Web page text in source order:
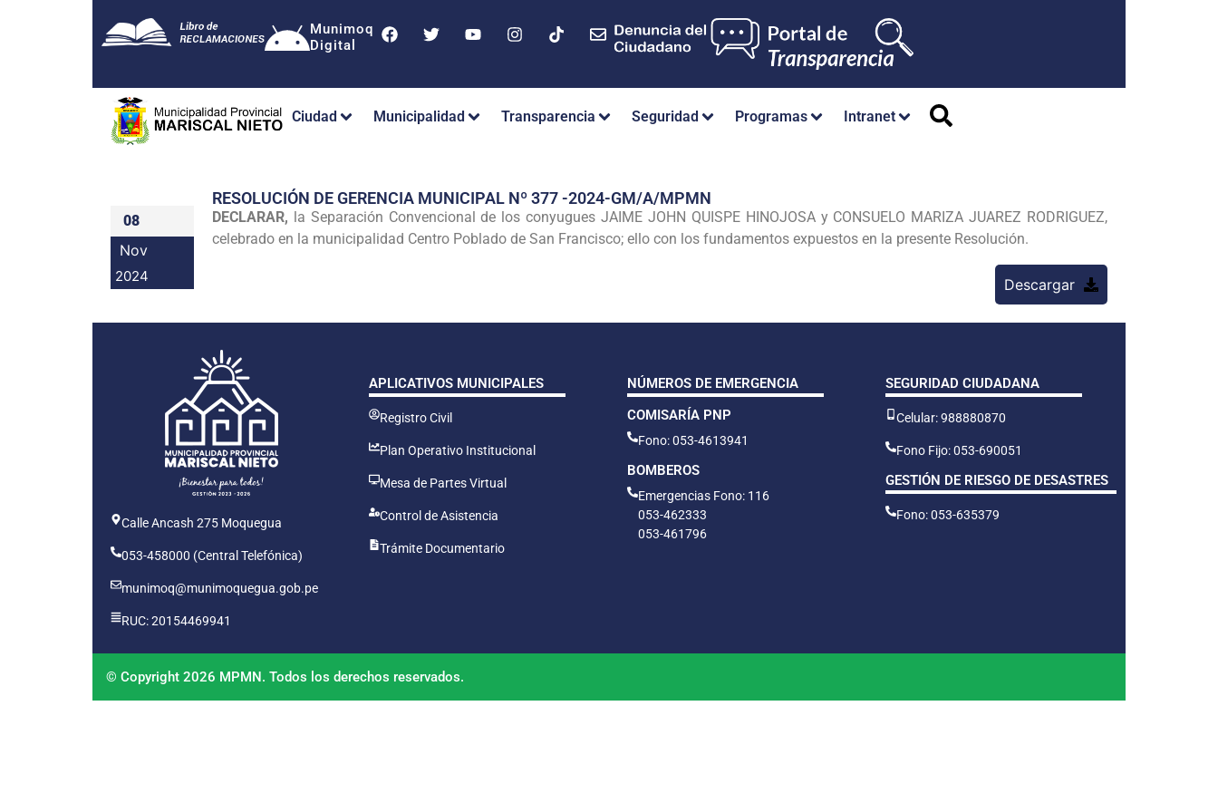
Munimoq
Digital
Ciudad Municipalidad Transparencia Seguridad Programas Intranet
08
Nov
2024
RESOLUCIÓN DE GERENCIA MUNICIPAL Nº 377 -2024-GM/A/MPMN
DECLARAR, la Separación Convencional de los conyugues JAIME JOHN QUISPE HINOJOSA y CONSUELO MARIZA JUAREZ RODRIGUEZ,
celebrado en la municipalidad Centro Poblado de San Francisco; ello con los fundamentos expuestos en la presente Resolución.
Descargar
Calle Ancash 275 Moquegua
053-458000 (Central Telefónica)
munimoq@munimoquegua.gob.pe
RUC: 20154469941
APLICATIVOS MUNICIPALES
Registro Civil
Plan Operativo Institucional
Mesa de Partes Virtual
Control de Asistencia
Trámite Documentario
NÚMEROS DE EMERGENCIA
COMISARÍA PNP
Fono: 053-4613941
BOMBEROS
Emergencias Fono: 116
053-462333
053-461796
SEGURIDAD CIUDADANA
Celular: 988880870
Fono Fijo: 053-690051
GESTIÓN DE RIESGO DE DESASTRES
Fono: 053-635379
© Copyright 2026 MPMN. Todos los derechos reservados.